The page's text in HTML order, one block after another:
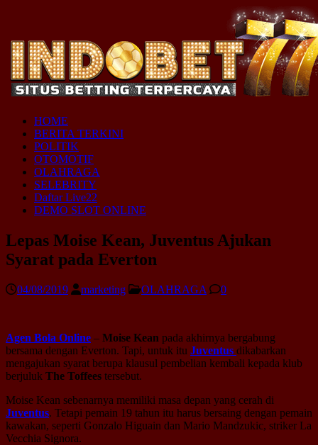
HOME
BERITA TERKINI
POLITIK
OTOMOTIF
OLAHRAGA
SELEBRITY
Daftar Live22
DEMO SLOT ONLINE
Lepas Moise Kean, Juventus Ajukan
Syarat pada Everton
04/08/2019 marketing OLAHRAGA 0
Agen Bola Online – Moise Kean pada akhirnya bergabung
bersama dengan Everton. Tapi, untuk itu Juventus dikabarkan
mengajukan syarat berupa klausul pembelian kembali kepada klub
berjuluk The Toffees tersebut.
Moise Kean sebenarnya memiliki masa depan yang cerah di
Juventus. Tetapi pemain 19 tahun itu harus bersaing dengan pemain
kawakan, seperti Gonzalo Higuain dan Mario Mandzukic, striker La
Vecchia Signora.